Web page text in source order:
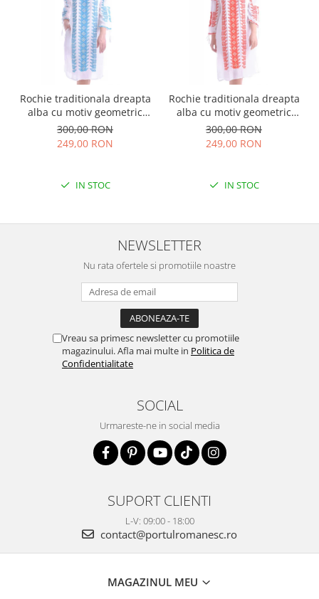
Rochie traditionala dreapta
alba cu motiv geometric
albastru Tania
300,00 RON
249,00 RON
IN STOC
Rochie traditionala dreapta
alba cu motiv geometric
rosu Doina
300,00 RON
249,00 RON
IN STOC
NEWSLETTER
Nu rata ofertele si promotiile noastre
Vreau sa primesc newsletter cu promotiile
magazinului. Afla mai multe in Politica de
Confidentialitate
SOCIAL
Urmareste-ne in social media
SUPORT CLIENTI
L-V: 09:00 - 18:00
contact@portulromanesc.ro
MAGAZINUL MEU